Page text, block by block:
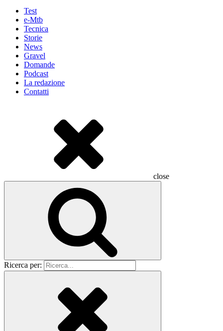
Test
e-Mtb
Tecnica
Storie
News
Gravel
Domande
Podcast
La redazione
Contatti
close
Ricerca per: